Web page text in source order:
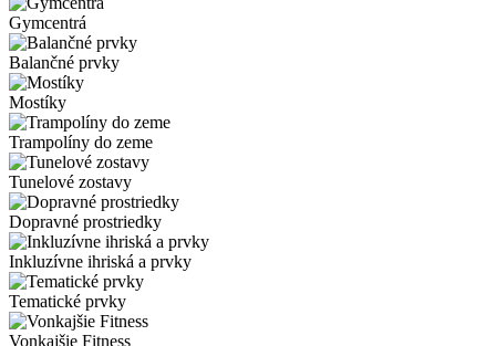
Gymcentrá
Balančné prvky
Mostíky
Trampolíny do zeme
Tunelové zostavy
Dopravné prostriedky
Inkluzívne ihriská a prvky
Tematické prvky
Vonkajšie Fitness